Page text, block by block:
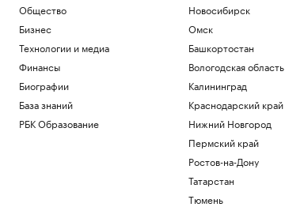
Общество
Бизнес
Технологии и медиа
Финансы
Биографии
База знаний
РБК Образование
Новосибирск
Омск
Башкортостан
Вологодская область
Калининград
Краснодарский край
Нижний Новгород
Пермский край
Ростов-на-Дону
Татарстан
Тюмень